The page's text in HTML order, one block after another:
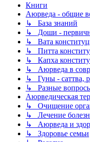
Книги
Аюрведа - общие
↳ База знаний
↳ Доши -
↳ Вата
↳ Питта
↳ Капха
↳ Аюрведа в
↳ Гуны - саттва,
↳ Разные
Аюрведическая
↳ Очищение
↳ Лечение
↳ Аюрведа и
↳ Здоровье семьи